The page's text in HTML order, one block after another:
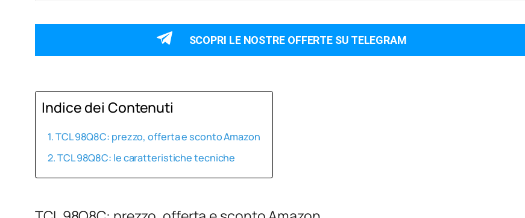
SCOPRI LE NOSTRE OFFERTE SU TELEGRAM
Indice dei Contenuti
TCL 98Q8C: prezzo, offerta e sconto Amazon
TCL 98Q8C: le caratteristiche tecniche